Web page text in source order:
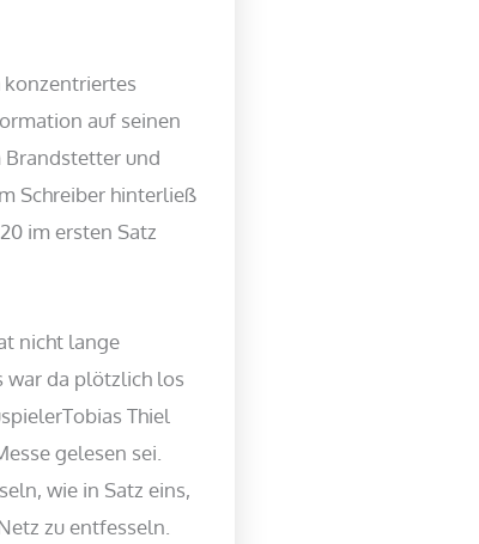
konzentriertes
auf seinen
Brandstetter und
Schreiber hinterließ
im ersten Satz
nicht lange
war da plötzlich los
Thiel
gelesen sei.
wie in Satz eins,
zu entfesseln.